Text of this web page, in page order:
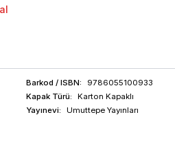
Barkod / ISBN:
9786055100933
Kapak Türü:
Karton Kapaklı
Yayınevi:
Umuttepe Yayınları